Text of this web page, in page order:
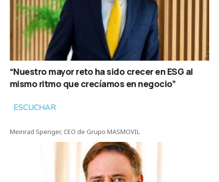
“Nuestro mayor reto ha sido crecer en ESG al
mismo ritmo que crecíamos en negocio”
ESCUCHAR
Meinrad Spenger, CEO de Grupo MASMOVIL